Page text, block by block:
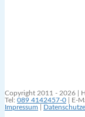
Copyright 2011 - 2026 |
Tel: 089 4142457-0 | E-
Impressum